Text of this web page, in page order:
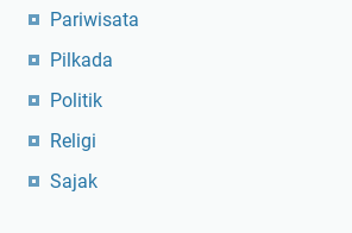
Pariwisata
Pilkada
Politik
Religi
Sajak